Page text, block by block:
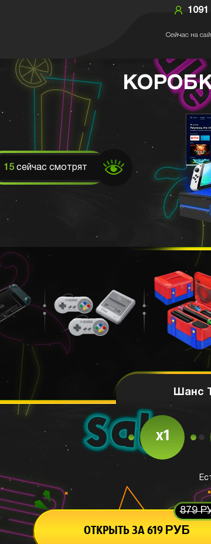
1091
Сейчас на
15сейчас смотрят
Шанс
x1
ОТКРЫТЬ ЗА
879
619 РУБ